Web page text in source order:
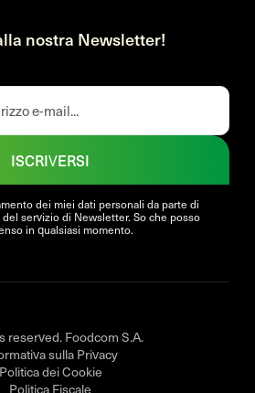
nostra Newsletter!
dei miei dati personali da parte di
del servizio di Newsletter. So che posso
in qualsiasi momento.
ISCRIVERSI
reserved. Foodcom S.A.
sulla Privacy
Politica dei Cookie
Politica Fiscale